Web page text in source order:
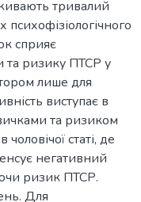
тривалий
психофізіологічного
сприяє
та ризику ПТСР у
лише для
виступає в
та ризиком
статі, де
негативний
ризик ПТСР.
Для